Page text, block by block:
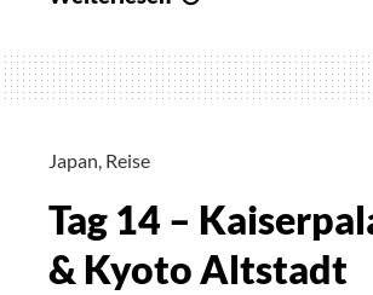
–
Nara,
Horyu-
ji
Japan Reise
Tag 14 –
& Kyoto Altstadt